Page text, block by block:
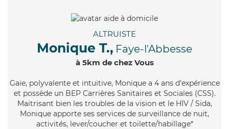
ALTRUISTE
Monique T., Faye-l'Abbesse
à 5km de chez Vous
Gaie, polyvalente et intuitive, Monique a 4 ans d'expérience
et possède un BEP Carrières Sanitaires et Sociales (CSS).
Maitrisant bien les troubles de la vision et le HIV / Sida,
Monique apporte ses services de surveillance de nuit,
activités, lever/coucher et toilette/habillage*